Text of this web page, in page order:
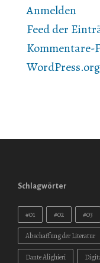
Anmelden
Feed der
Kommentare-
WordPress.org
Schlagwörter
#01 #02 #03
Abschaffung der Literatur
Dante Alighieri